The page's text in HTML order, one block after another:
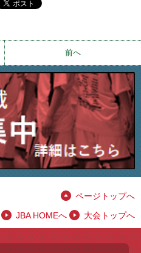
前へ
ページトップへ
JBA HOMEへ
大会トップへ